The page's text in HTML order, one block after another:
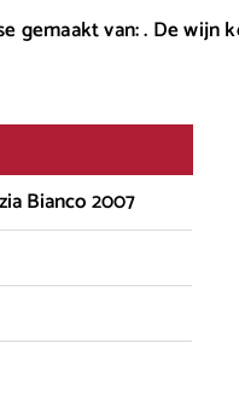
gemaakt van: . De
Bianco 2007